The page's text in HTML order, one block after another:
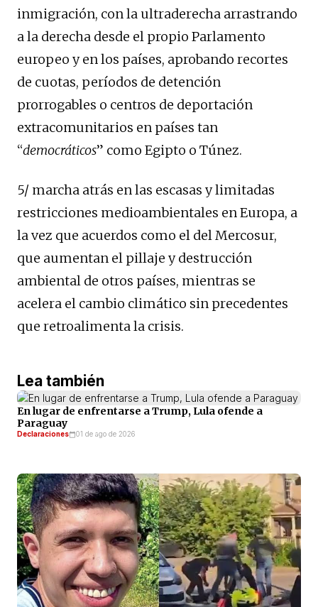
inmigración, con la ultraderecha arrastrando
a la derecha desde el propio Parlamento
europeo y en los países, aprobando recortes
de cuotas, períodos de detención
prorrogables o centros de deportación
extracomunitarios en países tan
“democráticos” como Egipto o Túnez.
5/ marcha atrás en las escasas y limitadas
restricciones medioambientales en Europa, a
la vez que acuerdos como el del Mercosur,
que aumentan el pillaje y destrucción
ambiental de otros países, mientras se
acelera el cambio climático sin precedentes
que retroalimenta la crisis.
Lea también
En lugar de enfrentarse a Trump, Lula ofende a
Paraguay
Declaraciones 01 de ago de 2026